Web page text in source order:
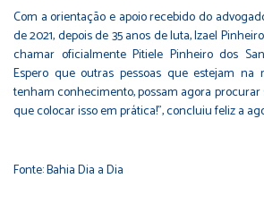
Com a orientação e apoio recebido do
de 2021, depois de 35 anos de luta, Izael
chamar oficialmente Pitiele Pinheiro dos
Espero que outras pessoas que estejam na
tenham conhecimento, possam agora procurar
que colocar isso em prática!”, concluiu feliz a
Fonte: Bahia Dia a Dia